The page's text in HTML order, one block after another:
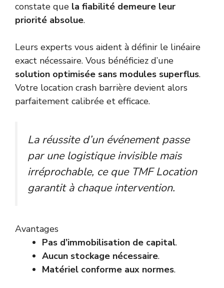
constate que la fiabilité demeure leur
priorité absolue.
Leurs experts vous aident à définir le linéaire
exact nécessaire. Vous bénéficiez d’une
solution optimisée sans modules superflus.
Votre location crash barrière devient alors
parfaitement calibrée et efficace.
La réussite d’un événement passe
par une logistique invisible mais
irréprochable, ce que TMF Location
garantit à chaque intervention.
Avantages
Pas d’immobilisation de capital.
Aucun stockage nécessaire.
Matériel conforme aux normes.